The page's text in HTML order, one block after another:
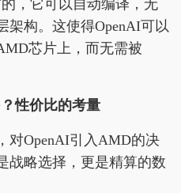
，它可以自动编译，无
架构。这使得OpenAI可以
芯片上，而无需被
性价比的考量
对OpenAI引入AMD的决
战略选择，更是精算的数